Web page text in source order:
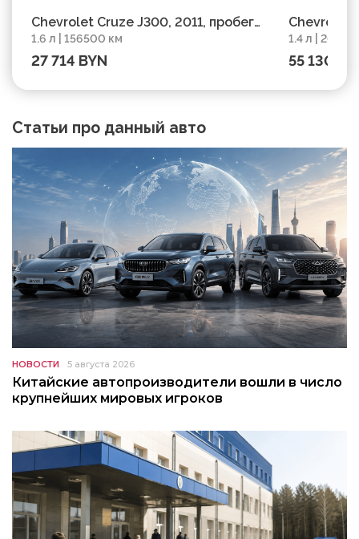
Chevrolet Cruze J300, 2011, пробег
156500 км
1.6 л | 156500 км
27 714 BYN
Chevrolet
2018,
1.4 л | 26450
55 130
Статьи про данный авто
НОВОСТИ 5 августа 2026
Китайские автопроизводители вошли в число
крупнейших мировых игроков